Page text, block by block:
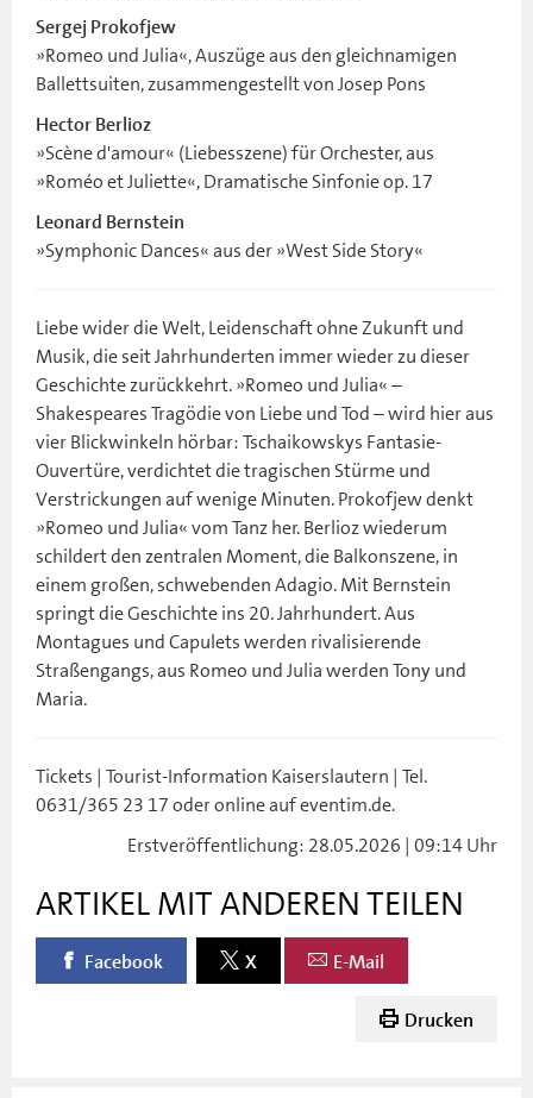
Sergej Prokofjew
»Romeo und Julia«, Auszüge aus den gleichnamigen
Ballettsuiten, zusammengestellt von Josep Pons
Hector Berlioz
»Scène d'amour« (Liebesszene) für Orchester, aus
»Roméo et Juliette«, Dramatische Sinfonie op. 17
Leonard Bernstein
»Symphonic Dances« aus der »West Side Story«
Liebe wider die Welt, Leidenschaft ohne Zukunft und
Musik, die seit Jahrhunderten immer wieder zu dieser
Geschichte zurückkehrt. »Romeo und Julia« –
Shakespeares Tragödie von Liebe und Tod – wird hier aus
vier Blickwinkeln hörbar: Tschaikowskys Fantasie-
Ouvertüre, verdichtet die tragischen Stürme und
Verstrickungen auf wenige Minuten. Prokofjew denkt
»Romeo und Julia« vom Tanz her. Berlioz wiederum
schildert den zentralen Moment, die Balkonszene, in
einem großen, schwebenden Adagio. Mit Bernstein
springt die Geschichte ins 20. Jahrhundert. Aus
Montagues und Capulets werden rivalisierende
Straßengangs, aus Romeo und Julia werden Tony und
Maria.
Tickets | Tourist-Information Kaiserslautern | Tel.
0631/365 23 17 oder online auf eventim.de.
Erstveröffentlichung: 28.05.2026 | 09:14 Uhr
ARTIKEL MIT ANDEREN TEILEN
Facebook X E-Mail
Drucken